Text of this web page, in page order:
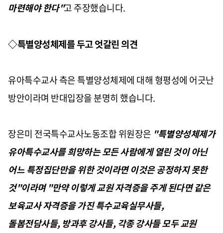
마련해야 한다"고 주장했습니다.
◇특별양성체제를 두고 엇갈린 의견
유아특수교사 측은 특별양성체제에 대해 형평성에 어긋난
방안이라며 반대입장을 분명히 했습니다.
장은미 전국특수교사노동조합 위원장은 "특별양성체제가
유아특수교사를 희망하는 모든 사람에게 열린 것이 아닌
어느 특정집단만을 위한 것이라면 이것은 공정하지 못한
것"이라며 "만약 이렇게 교원 자격증을 주게 된다면 같은
보육교사 자격증을 가진 특수교육실무사들,
돌봄전담사들, 방과후 강사들, 각종 강사들 모두 교원